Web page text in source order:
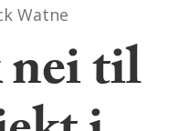
Watne
til